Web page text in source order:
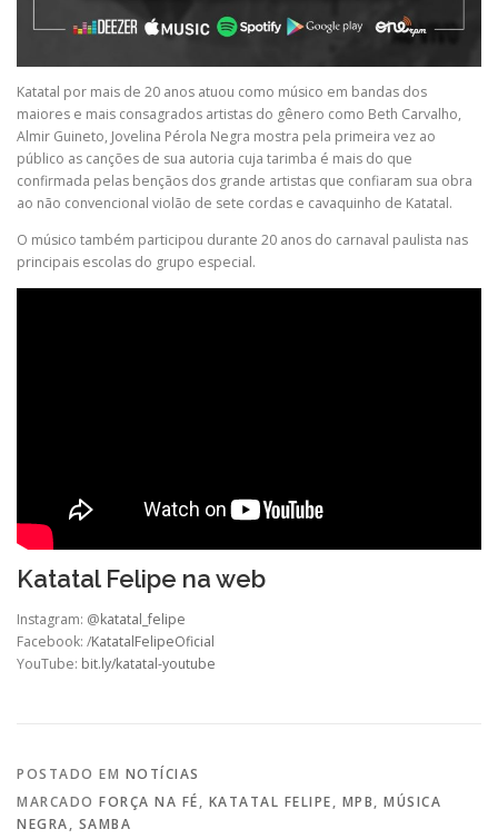
Katatal por mais de 20 anos atuou como músico em bandas dos
maiores e mais consagrados artistas do gênero como Beth Carvalho,
Almir Guineto, Jovelina Pérola Negra mostra pela primeira vez ao
público as canções de sua autoria cuja tarimba é mais do que
confirmada pelas bençãos dos grande artistas que confiaram sua obra
ao não convencional violão de sete cordas e cavaquinho de Katatal.
O músico também participou durante 20 anos do carnaval paulista nas
principais escolas do grupo especial.
Katatal Felipe na web
Instagram: @katatal_felipe
Facebook: /KatatalFelipeOficial
YouTube: bit.ly/katatal-youtube
POSTADO EM NOTÍCIAS
MARCADO FORÇA NA FÉ, KATATAL FELIPE, MPB, MÚSICA
NEGRA, SAMBA